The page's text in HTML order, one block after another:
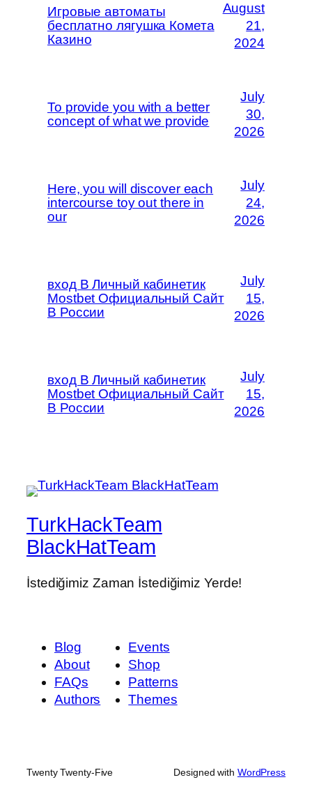
Игровые автоматы
бесплатно лягушка Комета
Казино
August
21,
2024
To provide you with a better
concept of what we provide
July
30,
2026
Here, you will discover each
intercourse toy out there in
our
July
24,
2026
вход В Личный кабинетик
Mostbet Официальный Сайт
В России
July
15,
2026
вход В Личный кабинетик
Mostbet Официальный Сайт
В России
July
15,
2026
TurkHackTeam
BlackHatTeam
İstediğimiz Zaman İstediğimiz Yerde!
Blog
About
FAQs
Authors
Events
Shop
Patterns
Themes
Twenty Twenty-Five Designed with WordPress